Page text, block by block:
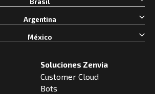
Soluciones Zenvia
Customer Cloud
Bots
Brasil
Argentina
México